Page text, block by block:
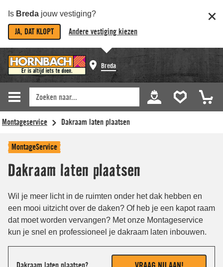
Is Breda jouw vestiging?
JA, DAT KLOPT Andere vestiging kiezen
Breda